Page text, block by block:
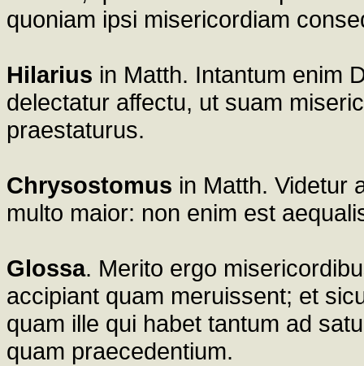
quoniam ipsi misericordiam
Hilarius in Matth. Intantum enim
delectatur affectu, ut suam
praestaturus.
Chrysostomus in Matth. Videtur
multo maior: non enim est
Glossa. Merito ergo
accipiant quam meruissent; et
quam ille qui habet tantum ad
quam praecedentium.